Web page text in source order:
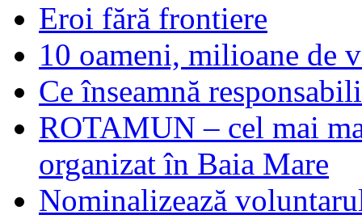
Eroi fără frontiere
10 oameni, milioane de
Ce înseamnă
ROTAMUN – cel mai
organizat în Baia Mare
Nominalizează